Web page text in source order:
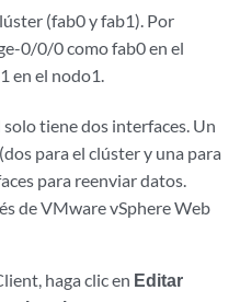
(fab0 y fab1). Por
0/0/0 como fab0 en el
en el nodo1.
tiene dos interfaces. Un
para el clúster y una para
para reenviar datos.
de VMware vSphere Web
haga clic en Editar